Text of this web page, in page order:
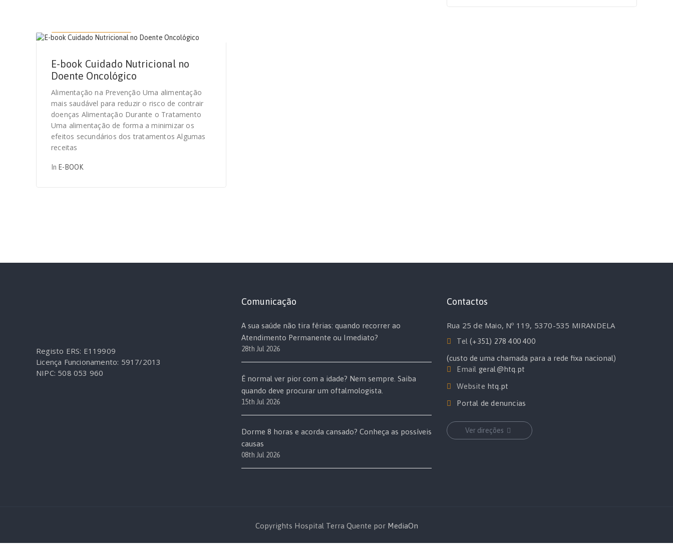
E-book Cuidado Nutricional no
Doente Oncológico
Alimentação na Prevenção Uma alimentação
mais saudável para reduzir o risco de contrair
doenças Alimentação Durante o Tratamento
Uma alimentação de forma a minimizar os
efeitos secundários dos tratamentos Algumas
receitas
In E-BOOK
Registo ERS: E119909
Licença Funcionamento: 5917/2013
NIPC: 508 053 960
Comunicação
A sua saúde não tira férias: quando recorrer ao
Atendimento Permanente ou Imediato?
28th Jul 2026
É normal ver pior com a idade? Nem sempre. Saiba
quando deve procurar um oftalmologista.
15th Jul 2026
Dorme 8 horas e acorda cansado? Conheça as possíveis
causas
08th Jul 2026
Contactos
Rua 25 de Maio, Nº 119, 5370-535 MIRANDELA
Tel(+351) 278 400 400
(custo de uma chamada para a rede fixa nacional)
Email geral@htq.pt
Website htq.pt
Portal de denuncias
Ver direções
Copyrights Hospital Terra Quente por MediaOn